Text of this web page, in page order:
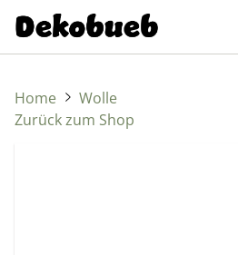
Home
Wolle
Zurück zum Shop